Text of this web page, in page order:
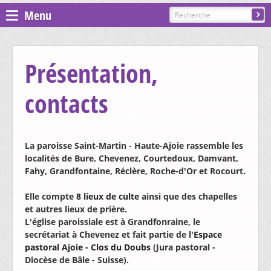
Menu
Espace pastoral
Paroisses
ST GILLES - COURGENAY
PRÉSENTATION, CONTACTS
CÉLÉBRATIONS
CATÉCHÈSE ET SACREMENTS
GROUPES ET MOUVEMENTS
ST-JEAN - ALLE-BAROCHE-VENDLINE
PRÉSENTATION, CONTACTS
CÉLÉBRATIONS
CATÉCHÈSE ET SACREMENTS
GROUPES ET MOUVEMENTS
ST-MARTIN - HAUTE-AJOIE
PRÉSENTATION, CONTACTS
CÉLÉBRATIONS
ST-NICOLAS DE FLÜE - BONCOURT
PRÉSENTATION, CONTACTS
ST-PIERRE - EN AJOIE
Présentation,
contacts
La paroisse Saint-Martin - Haute-Ajoie rassemble les
localités de Bure, Chevenez, Courtedoux, Damvant,
Fahy, Grandfontaine, Réclère, Roche-d'Or et Rocourt.
Elle compte 8 lieux de culte ainsi que des chapelles
et autres lieux de prière.
L'église paroissiale est à Grandfonraine, le
secrétariat à Chevenez et fait partie de l'Espace
pastoral Ajoie - Clos du Doubs (Jura pastoral -
Diocèse de Bâle - Suisse).